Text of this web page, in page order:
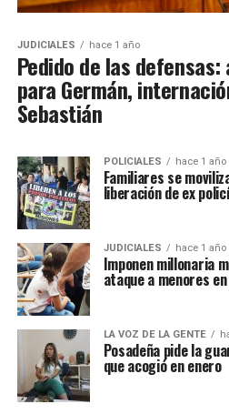
JUDICIALES hace 1 año
Pedido de las
para Germán,
Sebastián
POLICIALES hace 1 año
Familiares se
liberación de ex
JUDICIALES hace 1 año
Imponen millonaria
ataque a menores
LA VOZ DE LA GENTE
Posadeña pide la
que acogió en enero